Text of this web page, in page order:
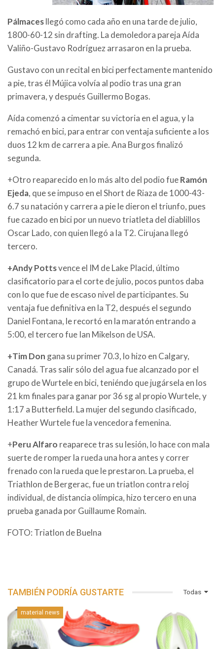
Pálmacesllegó como cada año en una tarde de julio,
1800-60-12 sin drafting. La demoledora pareja Aída
Valiño-Gustavo Rodríguez arrasaron en la prueba.
Gustavo con un recital en bici perfectamente mantenido
a pie, tras él Mújica volvía al podio tras una gran
primavera, y después Guillermo Bogas.
Aída comenzó a cimentar su victoria en el agua, y la
remachó en bici, para entrar con ventaja suficiente a los
duos 12 km de carrera a pie. Ana Burgos finalizó
segunda.
+Otro reaparecido en lo más alto del podio fueRamón
Ejeda, que se impuso en el Short de Riaza de 1000-43-
6.7 su natación y carrera a pie le dieron el triunfo, pues
fue cazado en bici por un nuevo triatleta del diablillos
Oscar Lado, con quien llegó a la T2. Cirujana llegó
tercero.
+Andy Pottsvence el IM de Lake Placid, último
clasificatorio para el corte de julio, pocos puntos daba
con lo que fue de escaso nivel de participantes. Su
ventaja fue definitiva en la T2, después el segundo
Daniel Fontana, le recortó en la maratón entrando a
5:00, el tercero fue Ian Mikelson de USA.
+Tim Don gana su primer 70.3, lo hizo en Calgary,
Canadá. Tras salir sólo del agua fue alcanzado por el
grupo de Wurtele en bici, teniéndo que jugársela en los
21 km finales para ganar por 36 sg al propio Wurtele, y
1:17 a Butterfield. La mujer del segundo clasificado,
Heather Wurtele fue la vencedora femenina.
+Peru Alfaro reaparece tras su lesión, lo hace con mala
suerte de romper la rueda una hora antes y correr
frenado con la rueda que le prestaron. La prueba, el
Triathlon de Bergerac, fue un triatlon contra reloj
individual, de distancia olímpica, hizo tercero en una
prueba ganada por Guillaume Romain.
FOTO: Triatlon de Buelna
Todas
TAMBIÉN PODRÍA GUSTARTE
material news